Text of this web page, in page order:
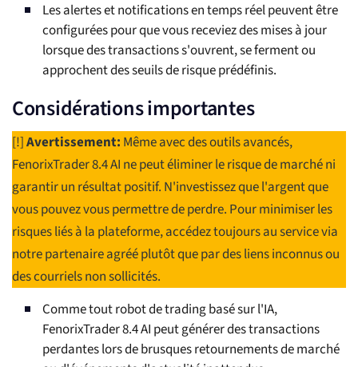
Les alertes et notifications en temps réel peuvent être
configurées pour que vous receviez des mises à jour
lorsque des transactions s'ouvrent, se ferment ou
approchent des seuils de risque prédéfinis.
Considérations importantes
[!]Avertissement: Même avec des outils avancés,
FenorixTrader 8.4 AI ne peut éliminer le risque de marché ni
garantir un résultat positif. N'investissez que l'argent que
vous pouvez vous permettre de perdre. Pour minimiser les
risques liés à la plateforme, accédez toujours au service via
notre partenaire agréé plutôt que par des liens inconnus ou
des courriels non sollicités.
Comme tout robot de trading basé sur l'IA,
FenorixTrader 8.4 AI peut générer des transactions
perdantes lors de brusques retournements de marché